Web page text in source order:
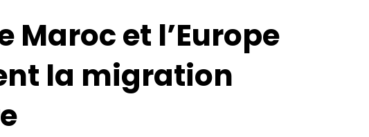
Maroc et l’Europe
la migration